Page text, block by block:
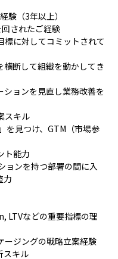
験（3年以上）
されたご経験
に対してコミットされて
横断して組織を動かしてき
ションを見直し業務改善を
スキル
を見つけ、GTM（市場参
ト能力
ョンを持つ部署の間に入
力
LTVなどの重要指標の理
ージングの戦略立案経験
スキル